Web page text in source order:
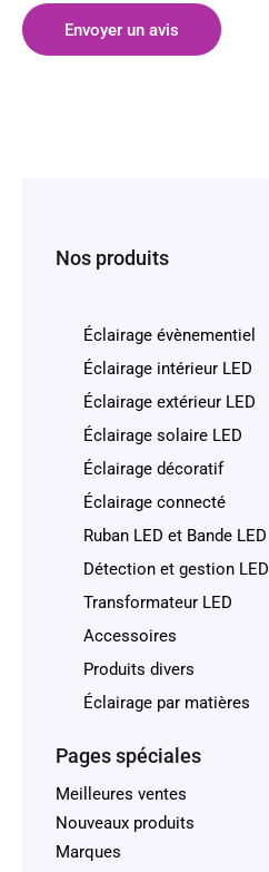
Envoyer un avis
Nos produits
Éclairage évènementiel
Éclairage intérieur LED
Éclairage extérieur LED
Éclairage solaire LED
Éclairage décoratif
Éclairage connecté
Ruban LED et Bande LED
Détection et gestion LED
Transformateur LED
Accessoires
Produits divers
Éclairage par matières
Pages spéciales
Meilleures ventes
Nouveaux produits
Marques